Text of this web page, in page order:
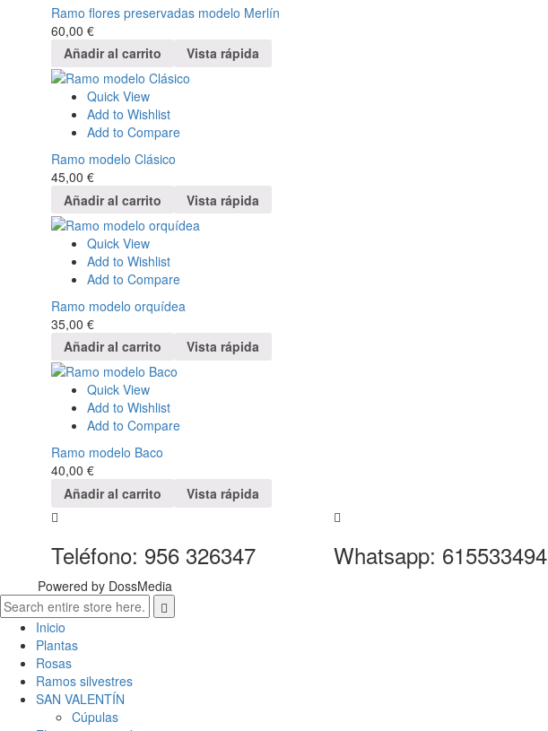
Ramo flores preservadas modelo Merlín
60,00 €
Añadir al carrito
Vista rápida
Quick View
Add to Wishlist
Add to Compare
Ramo modelo Clásico
45,00 €
Añadir al carrito
Vista rápida
Quick View
Add to Wishlist
Add to Compare
Ramo modelo orquídea
35,00 €
Añadir al carrito
Vista rápida
Quick View
Add to Wishlist
Add to Compare
Ramo modelo Baco
40,00 €
Añadir al carrito
Vista rápida
Teléfono: 956 326347 Whatsapp: 615533494
Powered by DossMedia
Inicio
Plantas
Rosas
Ramos silvestres
SAN VALENTÍN
Cúpulas